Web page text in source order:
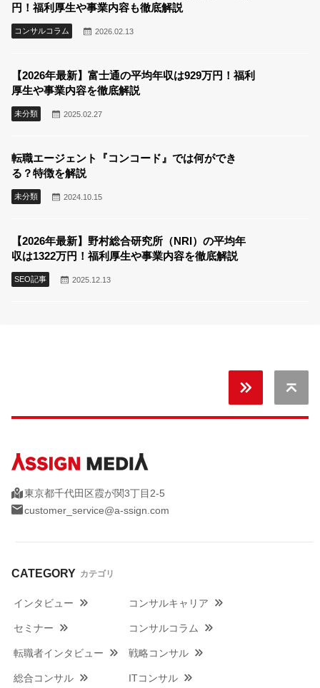
円！福利厚生や事業内容も徹底解説
コンサルコラム 2026.02.13
【2026年最新】富士通の平均年収は929万円！福利
厚生や事業内容を徹底解説
未分類 2025.02.27
転職エージェント『コンコード』では何ができ
る？特徴を解説
未分類 2024.10.15
【2026年最新】野村総合研究所（NRI）の平均年
収は1322万円！福利厚生や事業内容を徹底解説
SEO記事 2025.12.13
無料 キャリ
Back
東京都千代田区霞が関3丁目2-5
customer_service@a-ssign.com
CATEGORY カテゴリ
インタビュー コンサルキャリア
セミナー コンサルコラム
転職者インタビュー 戦略コンサル
総合コンサル ITコンサル